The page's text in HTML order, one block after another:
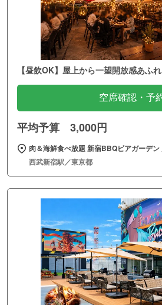
【昼飲OK】屋上から一望開放感あふ
空席確認・予
平均予算 3,000円
肉＆海鮮食べ放題 新宿BBQビアガーデ
西武新宿駅／東京都